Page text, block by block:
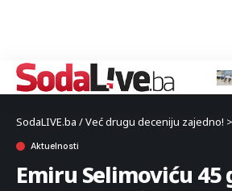
SodaLIVE.ba / Već drugu deceniju zajedno! >
Aktuelnosti
Emiru Selimoviću 45